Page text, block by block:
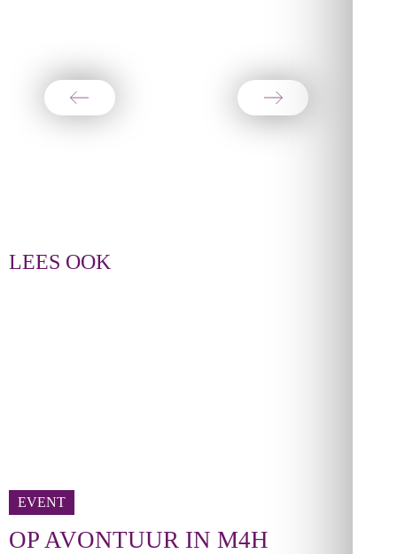
LEES OOK
EVENT
OP AVONTUUR IN M4H